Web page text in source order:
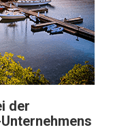
der